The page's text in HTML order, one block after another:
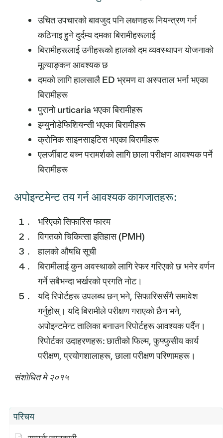
परिचय
उचित उपचारको बावजुद पनि लक्षणहरू नियन्त्रण गर्न
कठिनाइ हुने दुर्दम्य दमका बिरामीहरूलाई
बिरामीहरूलाई उनीहरूको हालको दम व्यवस्थापन योजनाको
मूल्याङ्कन आवश्यक छ
दमको लागि हालसालै ED भ्रमण वा अस्पताल भर्ना भएका
बिरामीहरू
पुरानो urticaria भएका बिरामीहरू
इम्युनोडेफिशियन्सी भएका बिरामीहरू
क्रोनिक साइनसाइटिस भएका बिरामीहरू
एलर्जीबाट बच्न परामर्शको लागि छाला परीक्षण आवश्यक पर्ने
बिरामीहरू
अपोइन्टमेन्ट तय गर्न आवश्यक कागजातहरू:
भरिएको सिफारिस फारम
विगतको चिकित्सा इतिहास (PMH)
हालको औषधि सूची
बिरामीलाई कुन अवस्थाको लागि रेफर गरिएको छ भनेर वर्णन
गर्ने सबैभन्दा भर्खरको प्रगति नोट।
यदि रिपोर्टहरू उपलब्ध छन् भने, सिफारिससँगै समावेश
गर्नुहोस्। यदि बिरामीले परीक्षण गराएको छैन भने,
अपोइन्टमेन्ट तालिका बनाउन रिपोर्टहरू आवश्यक पर्दैन।
रिपोर्टका उदाहरणहरू: छातीको फिल्म, फुफ्फुसीय कार्य
परीक्षण, प्रयोगशालाहरू, छाला परीक्षण परिणामहरू।
संशोधित मे २०१५